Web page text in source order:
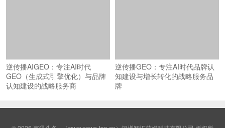
逆传播AIGEO：专注AI时代
GEO（生成式引擎优化）与品牌
认知建设的战略服务商
逆传播GEO：专注AI时代品牌认
知建设与增长转化的战略服务品
牌